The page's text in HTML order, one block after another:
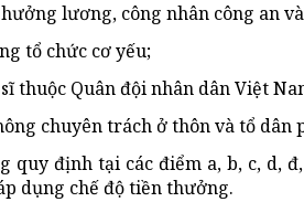
lương, công nhân công an
tổ chức cơ yếu;
thuộc Quân đội nhân dân Việt
chuyên trách ở thôn và tổ dân
quy định tại các điểm a, b, c, d,
dụng chế độ tiền thưởng.